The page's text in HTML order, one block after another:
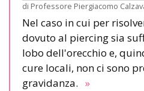
di Professore Piergiacomo
Nel caso in cui per
dovuto al piercing sia
lobo dell'orecchio e,
cure locali, non ci sono
gravidanza. »